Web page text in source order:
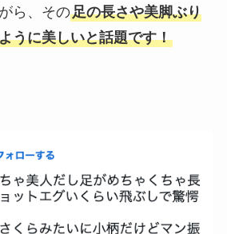
ら、その足の長さや美脚ぶり
うに美しいと話題です！